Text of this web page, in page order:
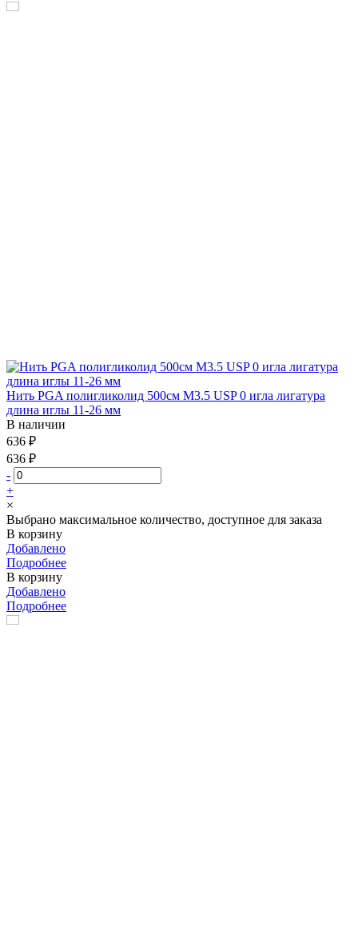
Нить PGA полигликолид 500см М3.5 USP 0 игла лигатура
длина иглы 11-26 мм
В наличии
636 ₽
636 ₽
-
+
×
Выбрано максимальное количество, доступное для заказа
В корзину
Добавлено
Подробнее
В корзину
Добавлено
Подробнее